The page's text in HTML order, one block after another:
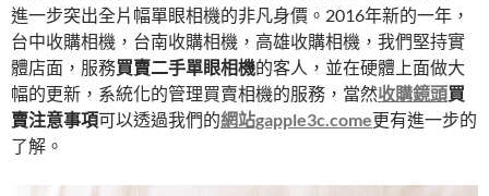
進一步突出全片幅單眼相機的非凡身價。2016年新的一年，
台中收購相機，台南收購相機，高雄收購相機，我們堅持實
體店面，服務買賣二手單眼相機的客人，並在硬體上面做大
幅的更新，系統化的管理買賣相機的服務，當然收購鏡頭買
賣注意事項可以透過我們的網站gapple3c.come更有進一步的
了解。